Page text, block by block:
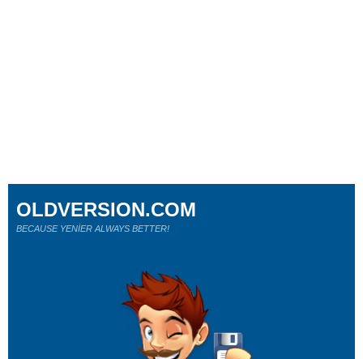
OLDVERSION.COM
BECAUSE YENİER ALWAYS BETTER!